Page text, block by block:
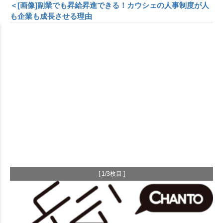
＜[画像]副業でも昇給昇進できる！カウシェの人事制度が人
も企業も成長させる理由
[ 1/3枚目 ]